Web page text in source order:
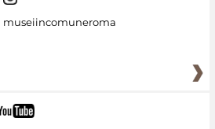
museiincomuneroma